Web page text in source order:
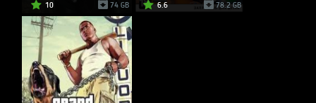
10 74 GB 6.6 78.2 GB